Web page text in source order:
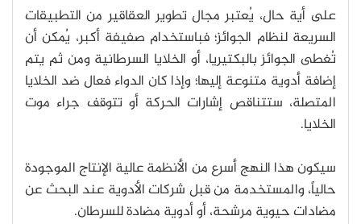
على أية حال، يُعتبر مجال تطوير العقاقير من التطبيقات
السريعة لنظام الجوائز؛ فباستخدام صفيفة أكبر، يُمكن أن
تُغطى الجوائز بالبكتيريا، أو الخلايا السرطانية ومن ثم يتم
إضافة أدوية متنوعة إليها؛ وإذا كان الدواء فعال ضد الخلايا
المتصلة، ستتناقص إشارات الحركة أو تتوقف جراء موت
الخلايا.
سيكون هذا النهج أسرع من الأنظمة عالية الإنتاج الموجودة
حالياً، والمستخدمة من قبل شركات الأدوية عند البحث عن
مضادات حيوية مرشحة، أو أدوية مضادة للسرطان.